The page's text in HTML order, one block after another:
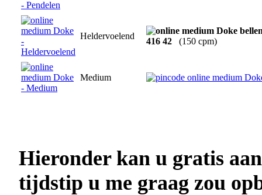
Heldervoelend
416 42 (150 cpm)
Medium
Hieronder kan u gratis
tijdstip u me graag zou